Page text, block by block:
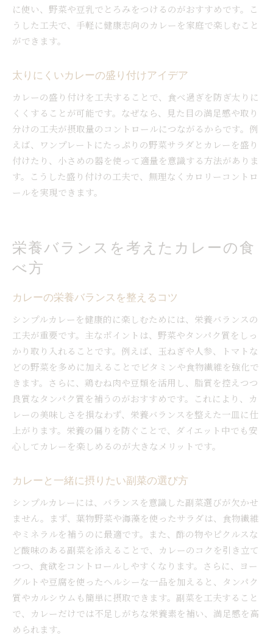
に使い、野菜や豆乳でとろみをつけるのがおすすめです。こ
うした工夫で、手軽に健康志向のカレーを家庭で楽しむこと
ができます。
太りにくいカレーの盛り付けアイデア
カレーの盛り付けを工夫することで、食べ過ぎを防ぎ太りに
くくすることが可能です。なぜなら、見た目の満足感や取り
分けの工夫が摂取量のコントロールにつながるからです。例
えば、ワンプレートにたっぷりの野菜サラダとカレーを盛り
付けたり、小さめの器を使って適量を意識する方法がありま
す。こうした盛り付けの工夫で、無理なくカロリーコントロ
ールを実現できます。
栄養バランスを考えたカレーの食
べ方
カレーの栄養バランスを整えるコツ
シンプルカレーを健康的に楽しむためには、栄養バランスの
工夫が重要です。主なポイントは、野菜やタンパク質をしっ
かり取り入れることです。例えば、玉ねぎや人参、トマトな
どの野菜を多めに加えることでビタミンや食物繊維を強化で
きます。さらに、鶏むね肉や豆類を活用し、脂質を控えつつ
良質なタンパク質を補うのがおすすめです。これにより、カ
レーの美味しさを損なわず、栄養バランスを整えた一皿に仕
上がります。栄養の偏りを防ぐことで、ダイエット中でも安
心してカレーを楽しめるのが大きなメリットです。
カレーと一緒に摂りたい副菜の選び方
シンプルカレーには、バランスを意識した副菜選びが欠かせ
ません。まず、葉物野菜や海藻を使ったサラダは、食物繊維
やミネラルを補うのに最適です。また、酢の物やピクルスな
ど酸味のある副菜を添えることで、カレーのコクを引き立て
つつ、食欲をコントロールしやすくなります。さらに、ヨー
グルトや豆腐を使ったヘルシーな一品を加えると、タンパク
質やカルシウムも簡単に摂取できます。副菜を工夫すること
で、カレーだけでは不足しがちな栄養素を補い、満足感を高
められます。